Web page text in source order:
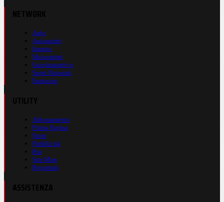
Auto
Autosprint
Inmoto
Motosprint
Guerinsportivo
Sport Network
Fantacup
Abbonamenti
Prima Pagina
Store
Pubblicità
Rss
Site Map
Registrati